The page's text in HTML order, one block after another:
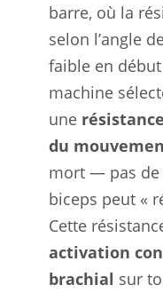
barre, où la
selon l’angle
faible en
machine
une
du
mort — pas de
biceps peut «
Cette
activation
brachial sur